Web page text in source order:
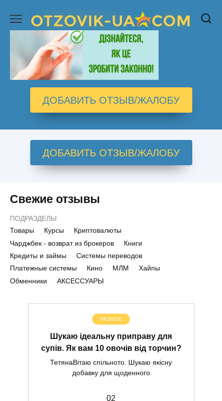
содержанию
ДОБАВИТЬ ОТЗЫВ/ЖАЛОБУ
ДОБАВИТЬ ОТЗЫВ/ЖАЛОБУ
Свежие отзывы
ПОДРАЗДЕЛЫ
Товары
Курсы
Криптовалюты
Чарджбек - возврат из брокеров
Книги
Кредиты и займы
Системы переводов
Платежные системы
Кино МЛМ
Хайпы
Обменники
АКСЕССУАРЫ
РАЗНОЕ
Шукаю ідеальну приправу для
супів. Як вам 10 овочів від торчин?
ТетянаВітаю спільното. Шукаю якісну
добавку для щоденного
02